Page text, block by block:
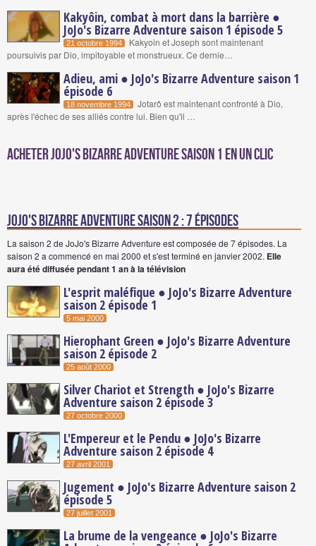
Kakyôin, combat à mort dans la barrière ●
JoJo's Bizarre Adventure saison 1 épisode 5
21 octobre 1994
Kakyoin et Joseph sont maintenant
poursuivis par Dio, impitoyable et monstrueux. Ce dernie…
Adieu, ami ● JoJo's Bizarre Adventure saison 1
épisode 6
18 novembre 1994
Jotarô est maintenant confronté à Dio,
après l'échec de ses alliés contre lui. Bien qu'il …
Acheter JoJo's Bizarre Adventure Saison 1 en un clic
jojo's bizarre adventure saison 2 : 7 épisodes
La saison 2 de JoJo's Bizarre Adventure est composée de 7 épisodes. La
saison 2 a commencé en mai 2000 et s'est terminé en janvier 2002. Elle
aura été diffusée pendant 1 an à la télévision
L'esprit maléfique ● JoJo's Bizarre Adventure
saison 2 épisode 1
5 mai 2000
Hierophant Green ● JoJo's Bizarre Adventure
saison 2 épisode 2
25 août 2000
Silver Chariot et Strength ● JoJo's Bizarre
Adventure saison 2 épisode 3
27 octobre 2000
L'Empereur et le Pendu ● JoJo's Bizarre
Adventure saison 2 épisode 4
27 avril 2001
Jugement ● JoJo's Bizarre Adventure saison 2
épisode 5
27 juillet 2001
La brume de la vengeance ● JoJo's Bizarre